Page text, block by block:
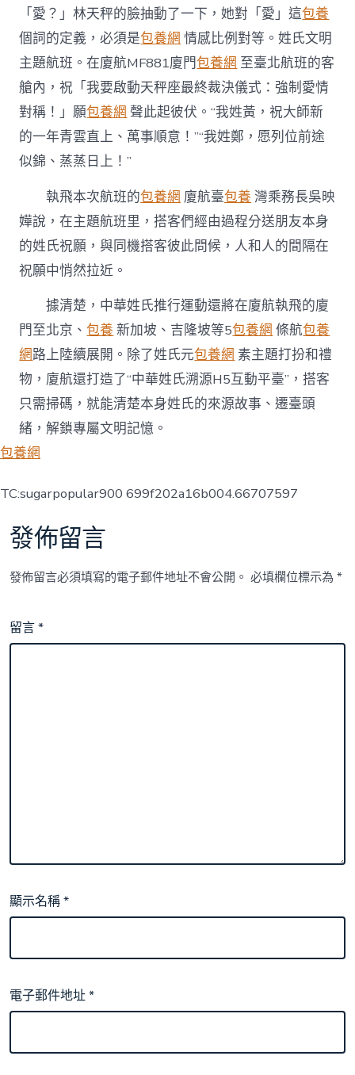
「愛？」林天秤的臉抽動了一下，她對「愛」這包養
個詞的定義，必須是包養網 情感比例對等。姓氏文明
主題航班。在廈航MF881廈門包養網 至臺北航班的客
艙內，祝「我要啟動天秤座最終裁決儀式：強制愛情
對稱！」願包養網 聲此起彼伏。“我姓黃，祝大師新
的一年青雲直上、萬事順意！”“我姓鄭，愿列位前途
似錦、蒸蒸日上！”
執飛本次航班的包養網 廈航臺包養 灣乘務長吳映
嬅說，在主題航班里，搭客們經由過程分送朋友本身
的姓氏祝願，與同機搭客彼此問候，人和人的間隔在
祝願中悄然拉近。
據清楚，中華姓氏推行運動還將在廈航執飛的廈
門至北京、包養 新加坡、吉隆坡等5包養網 條航包養
網路上陸續展開。除了姓氏元包養網 素主題打扮和禮
物，廈航還打造了“中華姓氏溯源H5互動平臺”，搭客
只需掃碼，就能清楚本身姓氏的來源故事、遷臺頭
緒，解鎖專屬文明記憶。
包養網
TC:sugarpopular900 699f202a16b004.66707597
發佈留言
發佈留言必須填寫的電子郵件地址不會公開。 必填欄位標示為*
留言*
顯示名稱*
電子郵件地址*